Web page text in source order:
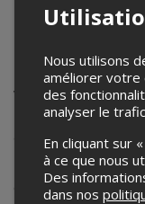
Déroulement des
45 minutes
vous
10 minutes pour
avec vous
Conception:David
Nous utilisons
améliorer votre
des
analyser le
En cliquant sur
à ce que nous
Des
dans nos